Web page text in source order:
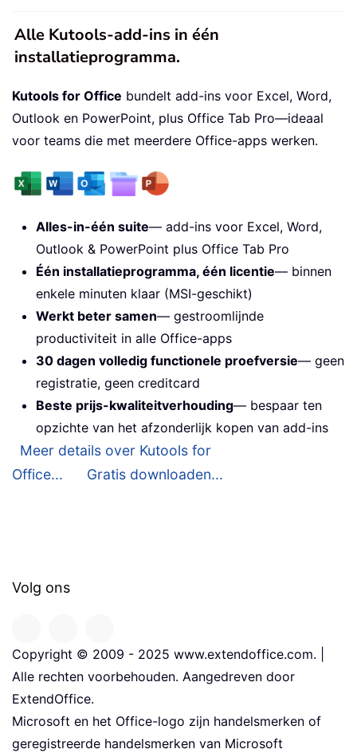
Alle Kutools-add-ins in één
installatieprogramma.
Kutools for Office bundelt add-ins voor Excel, Word,
Outlook en PowerPoint, plus Office Tab Pro—ideaal
voor teams die met meerdere Office-apps werken.
Alles-in-één suite— add-ins voor Excel, Word,
Outlook & PowerPoint plus Office Tab Pro
Één installatieprogramma, één licentie— binnen
enkele minuten klaar (MSI-geschikt)
Werkt beter samen— gestroomlijnde
productiviteit in alle Office-apps
30 dagen volledig functionele proefversie— geen
registratie, geen creditcard
Beste prijs-kwaliteitverhouding— bespaar ten
opzichte van het afzonderlijk kopen van add-ins
Meer details over Kutools for
Office...
Gratis downloaden...
Volg ons
Copyright © 2009 - 2025 www.extendoffice.com. |
Alle rechten voorbehouden. Aangedreven door
ExtendOffice.
Microsoft en het Office-logo zijn handelsmerken of
geregistreerde handelsmerken van Microsoft